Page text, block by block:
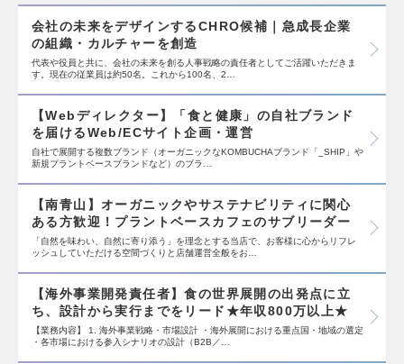
会社の未来をデザインするCHRO候補｜急成長企業
の組織・カルチャーを創造
代表や役員と共に、会社の未来を創る人事戦略の責任者としてご活躍いただきま
す。現在の従業員は約50名。これから100名、2…
【Webディレクター】「食と健康」の自社ブランド
を届けるWeb/ECサイト企画・運営
自社で展開する複数ブランド（オーガニックなKOMBUCHAブランド「_SHIP」や
新規プラントベースブランドなど）のブラ…
【南青山】オーガニックやサステナビリティに関心
ある方歓迎！プラントベースカフェのサブリーダー
「自然を味わい、自然に寄り添う」を理念とする当店で、お客様に心からリフレ
ッシュしていただける空間づくりと店舗運営全般をお…
【海外事業開発責任者】食の世界展開の出発点に立
ち、設計から実行までをリード★年収800万以上★
【業務内容】 1. 海外事業戦略・市場設計 ・海外展開における重点国・地域の選定
・各市場における参入シナリオの設計（B2B／…